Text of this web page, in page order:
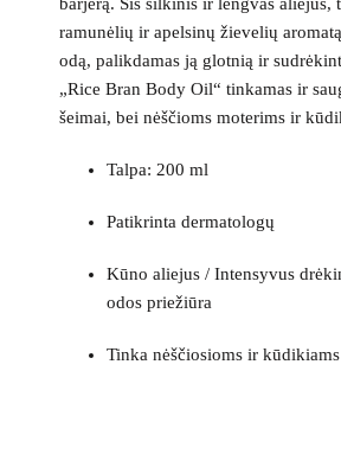
ramunėlių ir apelsinų žievelių
odą, palikdamas ją glotnią ir
„Rice Bran Body Oil“ tinkamas ir
šeimai, bei nėščioms moterims ir
Talpa: 200 ml
Patikrinta dermatologų
Kūno aliejus / Intensyvus
odos priežiūra
Tinka nėščiosioms ir kūdikiams